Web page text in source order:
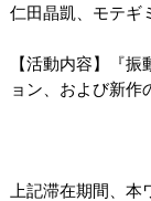
仁田晶凱、モテギ
【活動内容】『
ョン、および新作
上記滞在期間、本